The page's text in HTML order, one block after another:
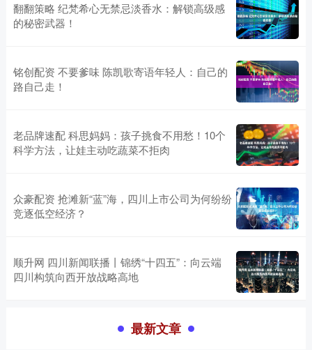
翻翻策略 纪梵希心无禁忌淡香水：解锁高级感
的秘密武器！
铭创配资 不要爹味 陈凯歌寄语年轻人：自己的
路自己走！
老品牌速配 科思妈妈：孩子挑食不用愁！10个
科学方法，让娃主动吃蔬菜不拒肉
众豪配资 抢滩新“蓝”海，四川上市公司为何纷纷
竞逐低空经济？
顺升网 四川新闻联播丨锦绣“十四五”：向云端
四川构筑向西开放战略高地
最新文章